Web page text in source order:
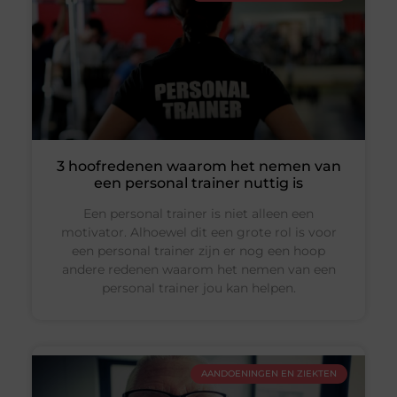
3 hoofredenen waarom het nemen van
een personal trainer nuttig is
Een personal trainer is niet alleen een
motivator. Alhoewel dit een grote rol is voor
een personal trainer zijn er nog een hoop
andere redenen waarom het nemen van een
personal trainer jou kan helpen.
AANDOENINGEN EN ZIEKTEN